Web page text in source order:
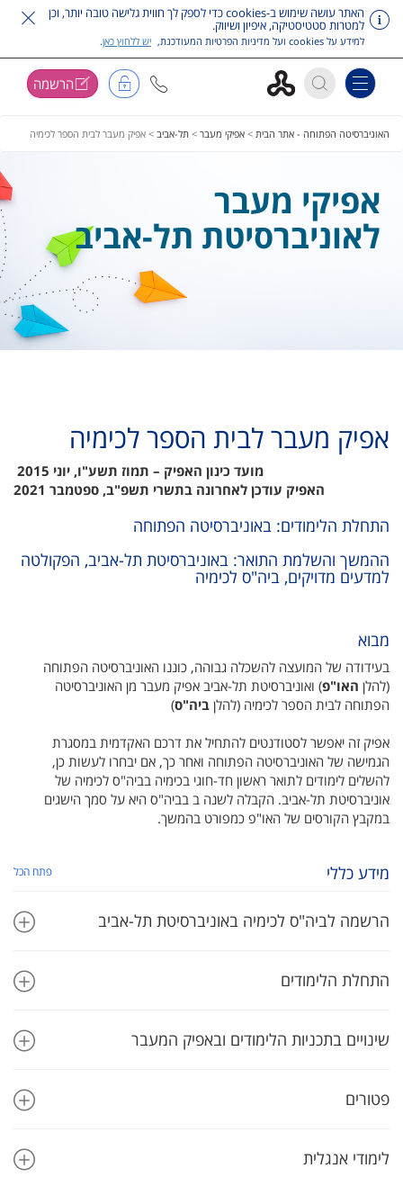
האתר עושה שימוש ב-cookies כדי לספק לך חווית גלישה טובה יותר, וכן
למטרות סטטיסטיקה, איפיון ושיווק.
למידע על cookies ועל מדיניות הפרטיות המעודכנת, יש ללחוץ כאן.
Toggle navigation הרשמה
האוניברסיטה הפתוחה - אתר הבית > אפיקי מעבר > תל-אביב > אפיק מעבר לבית הספר לכימיה
אפיקי מעבר
לאוניברסיטת תל-אביב
אפיק מעבר לבית הספר לכימיה
מועד כינון האפיק – תמוז תשע"ו, יוני 2015
האפיק עודכן לאחרונה בתשרי תשפ"ב, ספטמבר 2021
התחלת הלימודים: באוניברסיטה הפתוחה
ההמשך והשלמת התואר: באוניברסיטת תל-אביב, הפקולטה
למדעים מדויקים, ביה"ס לכימיה
מבוא
בעידודה של המועצה להשכלה גבוהה, כוננו האוניברסיטה הפתוחה
(‏ ‏להלן האו"פ‎‎)‏ ואוניברסיטת תל-אביב אפיק מעבר מן האוניברסיטה
הפתוחה לבית הספר לכימיה (‏ ‏להלן ביה"ס‎‎)‏
אפיק זה יאפשר לסטודנטים להתחיל את דרכם האקדמית במסגרת
הגמישה של האוניברסיטה הפתוחה ואחר כך, אם יבחרו לעשות כן,
להשלים לימודים לתואר ראשון חד-חוגי בכימיה בביה"ס לכימיה של
אוניברסיטת תל-אביב. הקבלה לשנה ב בביה"ס היא על סמך הישגים
במקבץ הקורסים של האו"פ כמפורט בהמשך.
מידע כללי פתח הכל
הרשמה לביה"ס לכימיה באוניברסיטת תל-אביב
התחלת הלימודים
שינויים בתכניות הלימודים ובאפיק המעבר
פטורים
לימודי אנגלית